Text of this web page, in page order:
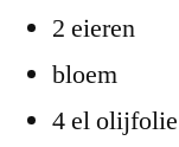
2 eieren
bloem
4 el olijfolie